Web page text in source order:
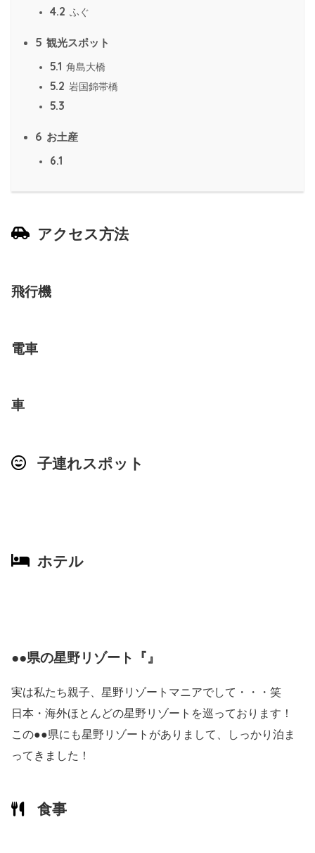
4.2 ふぐ
5 観光スポット
5.1 角島大橋
5.2 岩国錦帯橋
5.3
6 お土産
6.1
アクセス方法
飛行機
電車
車
子連れスポット
ホテル
●●県の星野リゾート『』
実は私たち親子、星野リゾートマニアでして・・・笑
日本・海外ほとんどの星野リゾートを巡っております！
この●●県にも星野リゾートがありまして、しっかり泊ま
ってきました！
食事